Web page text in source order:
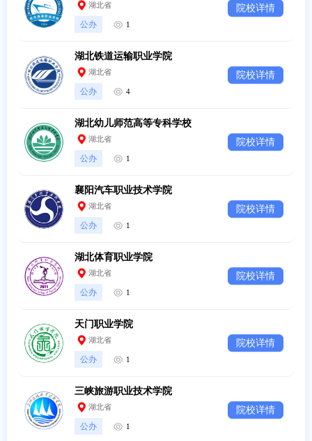
湖北省
公办 1
院校详情
湖北铁道运输职业学院
湖北省
公办 4
院校详情
湖北幼儿师范高等专科学校
湖北省
公办 1
院校详情
襄阳汽车职业技术学院
湖北省
公办 1
院校详情
湖北体育职业学院
湖北省
公办 1
院校详情
天门职业学院
湖北省
公办 1
院校详情
三峡旅游职业技术学院
湖北省
公办 1
院校详情